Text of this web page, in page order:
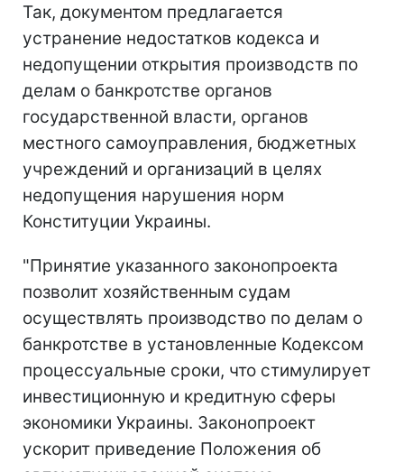
Так, документом предлагается
устранение недостатков кодекса и
недопущении открытия производств по
делам о банкротстве органов
государственной власти, органов
местного самоуправления, бюджетных
учреждений и организаций в целях
недопущения нарушения норм
Конституции Украины.
"Принятие указанного законопроекта
позволит хозяйственным судам
осуществлять производство по делам о
банкротстве в установленные Кодексом
процессуальные сроки, что стимулирует
инвестиционную и кредитную сферы
экономики Украины. Законопроект
ускорит приведение Положения об